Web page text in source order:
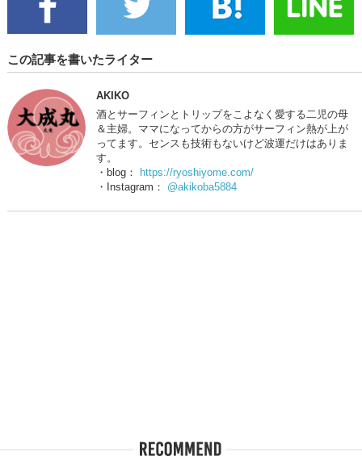
この記事を書いたライター
AKIKO
酒とサーフィンとトリップをこよなく愛する二児の母
＆主婦。ママになってからの方がサーフィン熱が上が
ってます。センスも技術もないけど波運だけはありま
す。
・blog： https://ryoshiyome.com/
・Instagram： @akikoba5884